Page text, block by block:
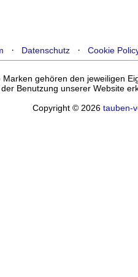
· Datenschutz · Cookie
Marken gehören den jeweiligen
Benutzung unserer Website
Copyright © 2026tauben-